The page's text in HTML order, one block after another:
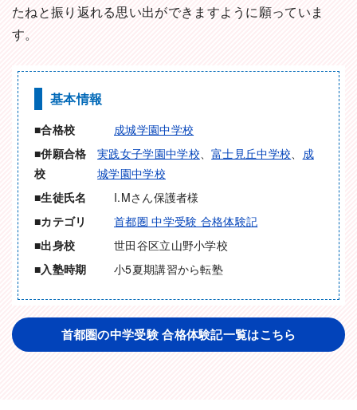
たねと振り返れる思い出ができますように願っていま
す。
基本情報
合格校
成城学園中学校
併願合格
校
実践女子学園中学校、富士見丘中学校、 成
城学園中学校
生徒氏名
I.Mさん保護者様
カテゴリ
首都圏 中学受験 合格体験記
出身校
世田谷区立山野小学校
入塾時期
小5夏期講習から転塾
首都圏の中学受験 合格体験記一覧はこちら